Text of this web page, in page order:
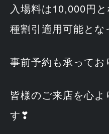
入場料は10,000円
種割引適用可能と
事前予約も承って
皆様のご来店を心よ
す❣